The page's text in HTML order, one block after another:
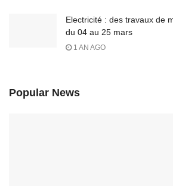
Electricité : des travaux de
du 04 au 25 mars
1 AN AGO
Popular News